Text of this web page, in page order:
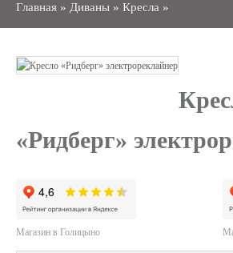
Главная » Диваны » Кресла »
«Ридберг»
Магазин в Голицыно